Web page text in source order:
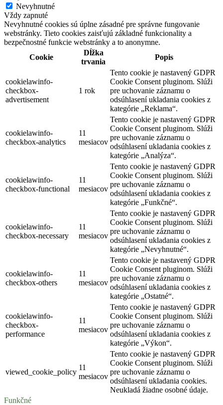
Nevyhnutné
Vždy zapnuté
Nevyhnutné cookies sú úplne zásadné pre správne fungovanie
webstránky. Tieto cookies zaisťujú základné funkcionality a
bezpečnostné funkcie webstránky a to anonymne.
Cookie
Dĺžka
trvania
Popis
cookielawinfo-
checkbox-
advertisement
1 rok
Tento cookie je nastavený GDPR
Cookie Consent pluginom. Slúži
pre uchovanie záznamu o
odsúhlasení ukladania cookies z
kategórie „Reklama“.
cookielawinfo-
checkbox-analytics
11
mesiacov
Tento cookie je nastavený GDPR
Cookie Consent pluginom. Slúži
pre uchovanie záznamu o
odsúhlasení ukladania cookies z
kategórie „Analýza“.
cookielawinfo-
checkbox-functional
11
mesiacov
Tento cookie je nastavený GDPR
Cookie Consent pluginom. Slúži
pre uchovanie záznamu o
odsúhlasení ukladania cookies z
kategórie „Funkčné“.
cookielawinfo-
checkbox-necessary
11
mesiacov
Tento cookie je nastavený GDPR
Cookie Consent pluginom. Slúži
pre uchovanie záznamu o
odsúhlasení ukladania cookies z
kategórie „Nevyhnutné“.
cookielawinfo-
checkbox-others
11
mesiacov
Tento cookie je nastavený GDPR
Cookie Consent pluginom. Slúži
pre uchovanie záznamu o
odsúhlasení ukladania cookies z
kategórie „Ostatné“.
cookielawinfo-
checkbox-
performance
11
mesiacov
Tento cookie je nastavený GDPR
Cookie Consent pluginom. Slúži
pre uchovanie záznamu o
odsúhlasení ukladania cookies z
kategórie „Výkon“.
viewed_cookie_policy
11
mesiacov
Tento cookie je nastavený GDPR
Cookie Consent pluginom. Slúži
pre uchovanie záznamu o
odsúhlasení ukladania cookies.
Neukladá žiadne osobné údaje.
Funkčné